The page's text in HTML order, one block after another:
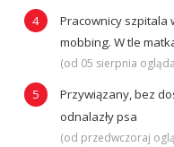
Pracownicy szpitala
mobbing. W tle
(od 05 sierpnia
Przywiązany, bez
odnalazły psa
(od przedwczoraj